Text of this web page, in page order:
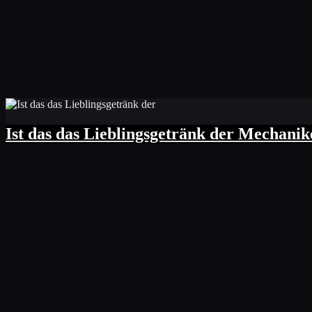
Ist das das Lieblingsgetränk der